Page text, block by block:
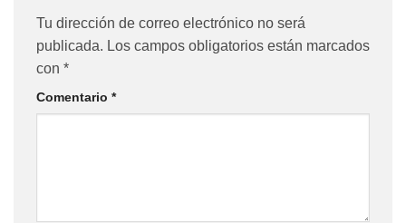
Tu dirección de correo electrónico no será
publicada. Los campos obligatorios están marcados
con *
Comentario *